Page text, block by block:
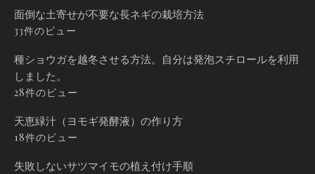
面倒な土寄せが不要な長ネギの栽培方法
33件のビュー
種ショウガを越冬させる方法。自分は発泡スチロールを利用
しました。
28件のビュー
天恵緑汁（ヨモギ発酵液）の作り方
18件のビュー
失敗しないサツマイモの植え付け手順